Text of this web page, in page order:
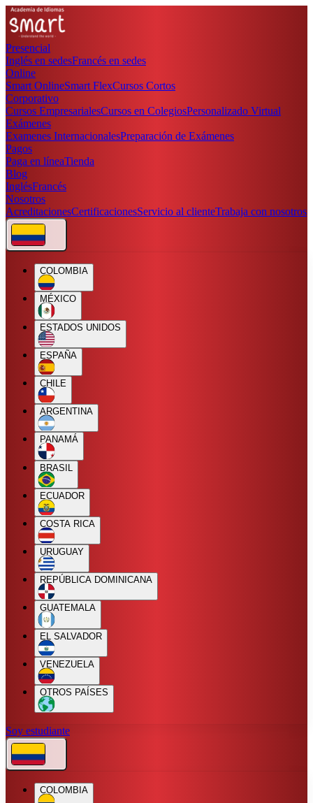
Presencial
Inglés en sedesFrancés en sedes
Online
Smart OnlineSmart FlexCursos Cortos
Corporativo
Cursos EmpresarialesCursos en ColegiosPersonalizado Virtual
Exámenes
Examenes InternacionalesPreparación de Exámenes
Pagos
Paga en líneaTienda
Blog
InglésFrancés
Nosotros
AcreditacionesCertificacionesServicio al clienteTrabaja con nosotros
COLOMBIA
MÉXICO
ESTADOS UNIDOS
ESPAÑA
CHILE
ARGENTINA
PANAMÁ
BRASIL
ECUADOR
COSTA RICA
URUGUAY
REPÚBLICA DOMINICANA
GUATEMALA
EL SALVADOR
VENEZUELA
OTROS PAÍSES
Soy estudiante
COLOMBIA